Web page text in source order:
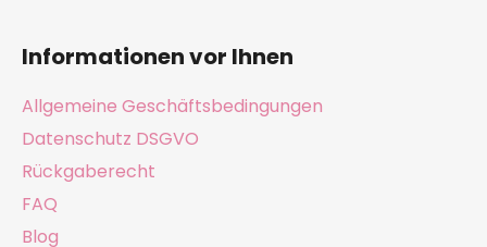
Informationen vor Ihnen
Allgemeine Geschäftsbedingungen
Datenschutz DSGVO
Rückgaberecht
FAQ
Blog